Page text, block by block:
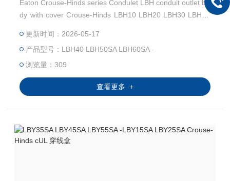
Eaton Crouse-Hinds series Condulet LBH conduit outlet bo
dy with cover Crouse-Hinds LBH10 LBH20 LBH30 LBH40
an Beiyuan Electric Co.,Ltd
更新时间：2026-05-17
产品型号：LBH40 LBH50SA LBH60SA -
浏览量：309
查看更多 +